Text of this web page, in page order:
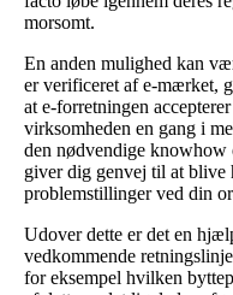
morsomt.
En anden mulighed kan
er verificeret af e-mærket,
at e-forretningen
virksomheden en gang i
den nødvendige knowhow
giver dig genvej til at blive
problemstillinger ved din
Udover dette er det en
vedkommende
for eksempel hvilken